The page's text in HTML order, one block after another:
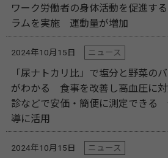
ワーク労働者の⾝体活動を促進す
ラムを実施 運動量が増加
2024年10月15日 ニュース
「尿ナトカリ比」で塩分と野菜の
がわかる 食事を改善し高血圧に
診などで安価・簡便に測定できる
導に活用
2024年10月15日 ニュース